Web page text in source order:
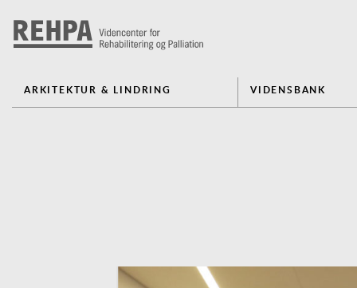
ARKITEKTUR & LINDRING VIDENSBANK
Previous